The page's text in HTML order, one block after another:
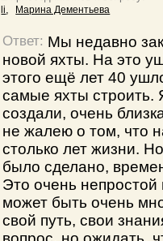
li, Марина Дементьева
Ответ: Мы недавно
новой яхты. На это
этого ещё лет 40
самые яхты строить.
создали, очень
не жалею о том, что
столько лет жизни.
было сделано,
Это очень непростой
может быть очень
свой путь, свои